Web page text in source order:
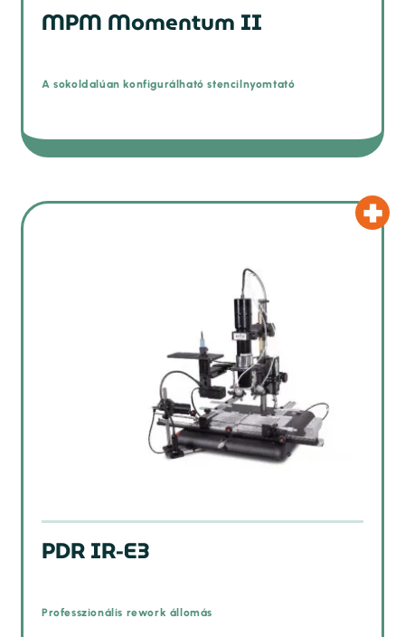
MPM Momentum II
A sokoldalúan konfigurálható stencilnyomtató
PDR IR-E3
Professzionális rework állomás